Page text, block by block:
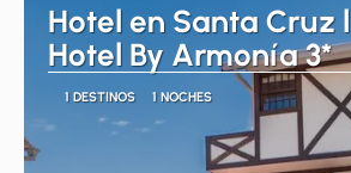
Hotel en Santa Cruz l
Hotel By Armonía 3*
1 DESTINOS 1 NOCHES